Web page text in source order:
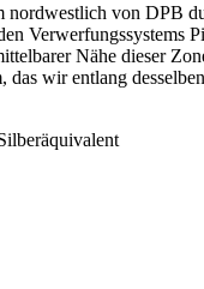
von DPB
Verwerfungssystems
Nähe dieser
wir entlang